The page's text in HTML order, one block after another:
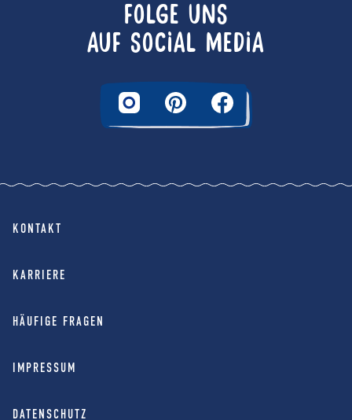
FOLGE UNS
AUF SOCIAL MEDIA
KONTAKT
KARRIERE
HÄUFIGE FRAGEN
IMPRESSUM
DATENSCHUTZ